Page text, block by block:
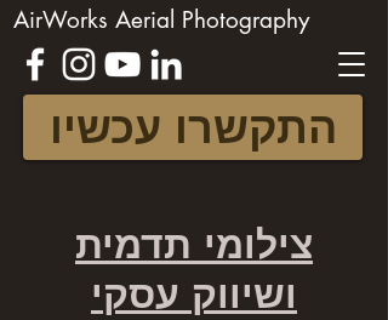
AirWorks Aerial Photography
התקשרו עכשיו
צילומי תדמית
ושיווק עסקי